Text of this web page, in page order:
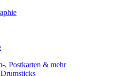
, Postkarten & mehr